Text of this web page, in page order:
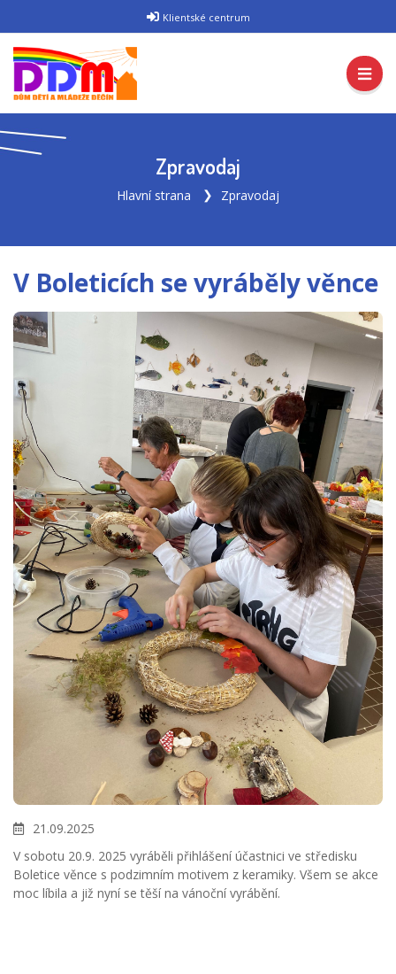
Klientské centrum
Zpravodaj
Hlavní strana Zpravodaj
V Boleticích se vyráběly věnce
21.09.2025
V sobotu 20.9. 2025 vyráběli přihlášení účastnici ve středisku
Boletice věnce s podzimním motivem z keramiky. Všem se akce
moc líbila a již nyní se těší na vánoční vyrábění.